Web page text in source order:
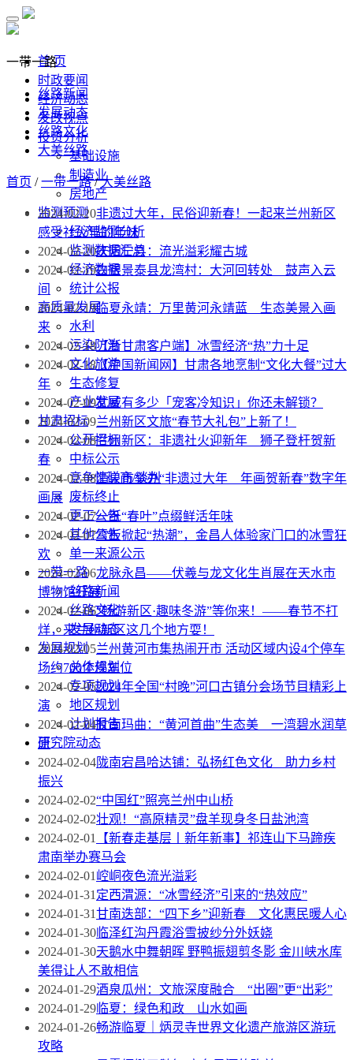
首 页
时政要闻
经济动态
发改视点
投资分析
基础设施
制造业
房地产
监测预测
经济监测分析
监测数据汇总
经济数据
统计公报
高质量发展
水利
污染防治
文化旅游
生态修复
产业发展
甘肃招标
公开招标
中标公示
竞争性磋商/谈判
废标终止
更正公告
其他公告
单一来源公示
一带一路
丝路新闻
丝路文化
发展动态
发展规划
总体规划
专项规划
地区规划
计划报告
研究院动态
一带一路
丝路新闻
发展动态
丝路文化
大美丝路
首页 /一带一路/大美丝路
2024-02-20非遗过大年，民俗迎新春！一起来兰州新区
感受社火里的年味
2024-02-20庆阳宁县：流光溢彩耀古城
2024-02-19白银景泰县龙湾村：大河回转处 鼓声入云
间
2024-02-19临夏永靖：万里黄河永靖蓝 生态美景入画
来
2024-02-18【新甘肃客户端】冰雪经济“热”力十足
2024-02-18【中国新闻网】甘肃各地烹制“文化大餐”过大
年
2024-02-09武威有多少「宠客冷知识」你还未解锁？
2024-02-09兰州新区文旅“春节大礼包”上新了！
2024-02-08兰州新区：非遗社火迎新年 狮子登杆贺新
春
2024-02-08酒泉市举办“非遗过大年 年画贺新春”数字年
画展
2024-02-07一纸“春叶”点缀鲜活年味
2024-02-07雪板掀起“热潮”，金昌人体验家门口的冰雪狂
欢
2024-02-06龙脉永昌——伏羲与龙文化生肖展在天水市
博物馆开展
2024-02-06“畅游新区·趣味冬游”等你来！——春节不打
烊，来兰州新区这几个地方耍！
2024-02-05兰州黄河市集热闹开市 活动区域内设4个停车
场约700个停车位
2024-02-052024年全国“村晚”河口古镇分会场节目精彩上
演
2024-02-04甘南玛曲：“黄河首曲”生态美 一湾碧水润草
原
2024-02-04陇南宕昌哈达铺：弘扬红色文化 助力乡村
振兴
2024-02-02“中国红”照亮兰州中山桥
2024-02-02壮观！“高原精灵”盘羊现身冬日盐池湾
2024-02-01
【新春走基层丨新年新事】祁连山下马蹄疾
肃南举办赛马会
2024-02-01 崆峒夜色流光溢彩
2024-01-31 定西渭源：“冰雪经济”引来的“热效应”
2024-01-31甘南迭部：“四下乡”迎新春 文化惠民暖人心
2024-01-30 临泽红沟丹霞浴雪披纱分外妖娆
2024-01-30天鹅水中舞朝晖 野鸭振翅剪冬影 金川峡水库
美得让人不敢相信
2024-01-29酒泉瓜州：文旅深度融合 “出圈”更“出彩”
2024-01-29 临夏：绿色和政 山水如画
2024-01-26畅游临夏｜炳灵寺世界文化遗产旅游区游玩
攻略